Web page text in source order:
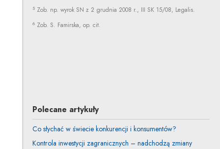
5Zob. np. wyrok SN z 2 grudnia 2008 r., III SK 15/08, Legalis.
6Zob. S. Famirska, op. cit.
Polecane artykuły
Co słychać w świecie konkurencji i konsumentów?
Kontrola inwestycji zagranicznych – nadchodzą zmiany